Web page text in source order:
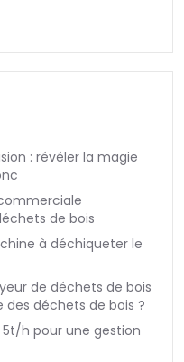
: révéler la magie
de bois
à déchiqueter le
de déchets de bois
déchets de bois ?
h pour une gestion